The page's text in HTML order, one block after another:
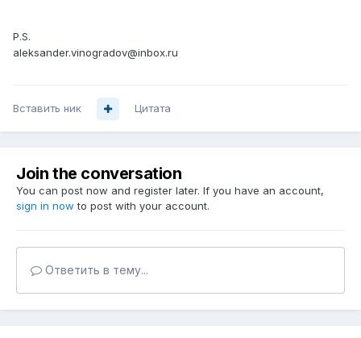
P.S.
aleksander.vinogradov@inbox.ru
Вставить ник Цитата
Join the conversation
You can post now and register later. If you have an account,
sign in now to post with your account.
Ответить в тему...